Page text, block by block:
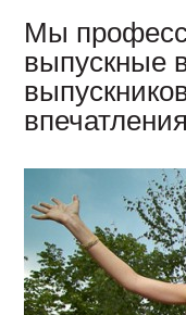
Мы
выпускные